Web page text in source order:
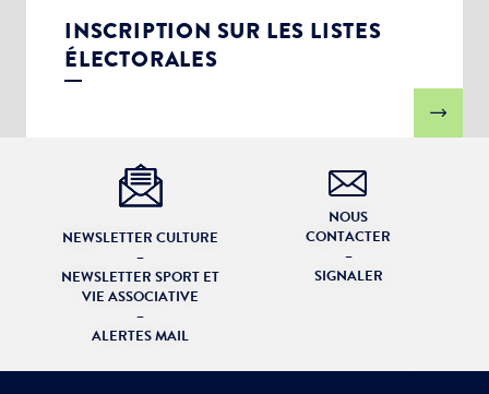
INSCRIPTION SUR LES LISTES
ÉLECTORALES
NEWSLETTER CULTURE
–
NEWSLETTER SPORT ET
VIE ASSOCIATIVE
–
ALERTES MAIL
NOUS
CONTACTER
–
SIGNALER